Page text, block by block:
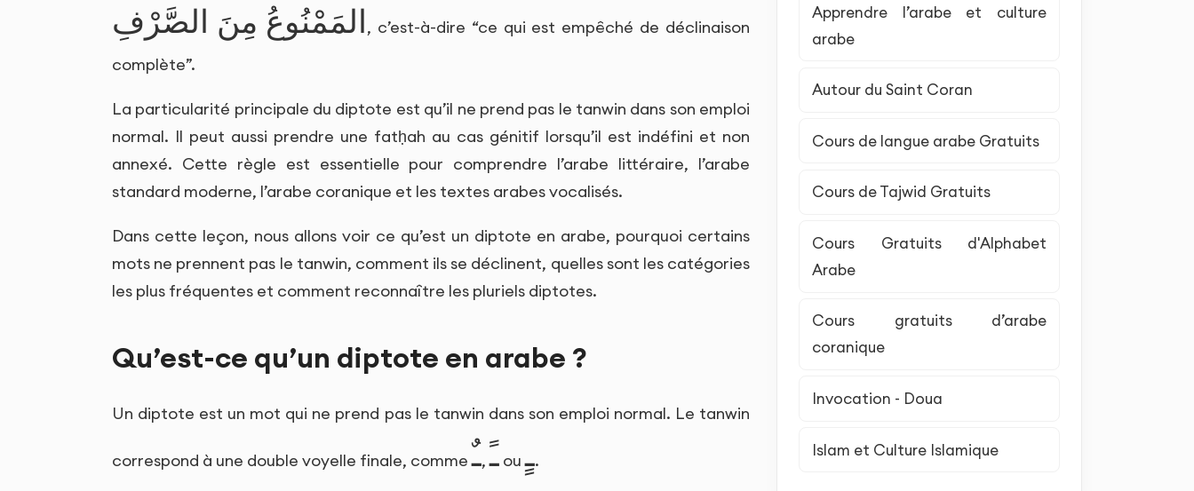
المَمْنُوعُ مِنَ الصَّرْفِ
, c’est-à-dire “ce qui est empêché de déclinaison
complète”.
La particularité principale du diptote est qu’il ne prend pas le tanwin dans son emploi
normal. Il peut aussi prendre une fatḥah au cas génitif lorsqu’il est indéfini et non
annexé. Cette règle est essentielle pour comprendre l’arabe littéraire, l’arabe
standard moderne, l’arabe coranique et les textes arabes vocalisés.
Dans cette leçon, nous allons voir ce qu’est un diptote en arabe, pourquoi certains
mots ne prennent pas le tanwin, comment ils se déclinent, quelles sont les catégories
les plus fréquentes et comment reconnaître les pluriels diptotes.
Qu’est-ce qu’un diptote en arabe ?
Un diptote est un mot qui ne prend pas le tanwin dans son emploi normal. Le tanwin
correspond à une double voyelle finale, commeـٌ,ـً ouـٍ.
Apprendre l’arabe et culture
arabe
Autour du Saint Coran
Cours de langue arabe Gratuits
Cours de Tajwid Gratuits
Cours Gratuits d'Alphabet
Arabe
Cours gratuits d’arabe
coranique
Invocation - Doua
Islam et Culture Islamique